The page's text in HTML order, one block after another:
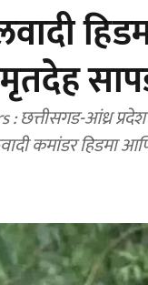
आंध्र
कमांडर हिडमा आणि